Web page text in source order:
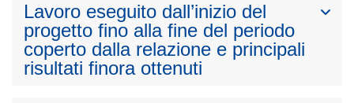
Lavoro eseguito dall’inizio del
progetto fino alla fine del periodo
coperto dalla relazione e principali
risultati finora ottenuti